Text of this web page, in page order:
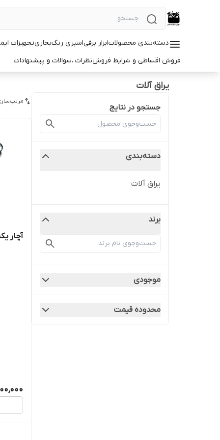
دسته‌بندی محصولاتابزار برقیاسپری رنگبخاریتجهیزات
فروش اقساطی و شرایط فروشنظرات ،سوالات و پیشنهادات
یراق آلات
جستجو در نتایج
دسته‌بندی
یراق آلات
برند
موجودی
محدوده قیمت
آچار